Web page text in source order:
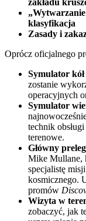
zakładu
klasyfikacja
Zasady i
Oprócz oficjalnego
Symulator
zostanie
operacyjnych
Symulator
technik
terenowe.
Główny
Mike Mullane,
specjalistę
kosmicznego.
promów
Wizyta w
zobaczyć, jak